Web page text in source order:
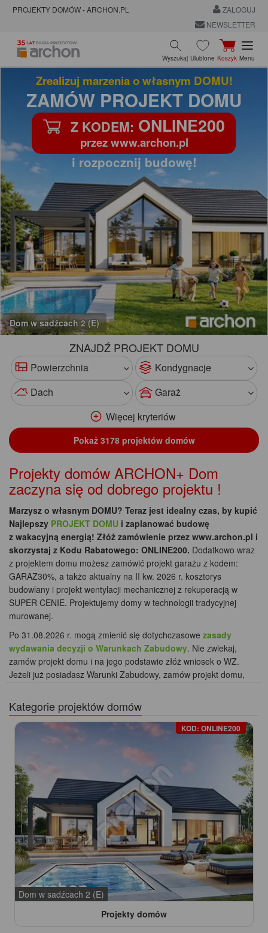
PROJEKTY DOMÓW - ARCHON.PL
ZALOGUJ
NEWSLETTER
Wyszukaj Ulubione Koszyk Menu
ZNAJDŹ PROJEKT DOMU
Powierzchnia
Kondygnacje
Dach
Garaż
Więcej kryteriów
Pokaż 3178 projektów domów
PROJEKTY GARAŻY
wiat i budynków gospodarczych
Z KODEM: GARAZ30%>
PRZY ZAKUPIE PROJEKTU DOMU
ZOBACZ PROJEKTY GARAŻY >
Garaż 2-stanowiskowy G39
Projekty domów ARCHON+ Dom
zaczyna się od dobrego projektu !
Marzysz o własnym DOMU? Teraz jest idealny czas, by kupić
Najlepszy PROJEKT DOMU i zaplanować budowę
z wakacyjną energią! Złóż zamówienie przez www.archon.pl i
skorzystaj z Kodu Rabatowego: ONLINE200. Dodatkowo wraz
z projektem domu możesz zamówić projekt garażu z kodem:
GARAZ30%, a także aktualny na II kw. 2026 r. kosztorys
budowlany i projekt wentylacji mechanicznej z rekuperacją w
SUPER CENIE. Projektujemy domy w technologii tradycyjnej
murowanej.
Po 31.08.2026 r. mogą zmienić się dotychczasowe zasady
wydawania decyzji o Warunkach Zabudowy. Nie zwlekaj,
zamów projekt domu i na jego podstawie złóż wniosek o WZ.
Jeżeli już posiadasz Warunki Zabudowy, zamów projekt domu,
zanim wejdą w życie nowe, przygotowywane przez gminy,
Miejscowe Plany Zagospodarowania Przestrzennego. Skorzystaj
z aktualnych ustaleń WZ i zabezpiecz potencjał swojej inwestycji
Czytaj więcej.
Kategorie projektów domów
KOD: ONLINE200
Dom w sadźcach 2 (E)
Projekty domów